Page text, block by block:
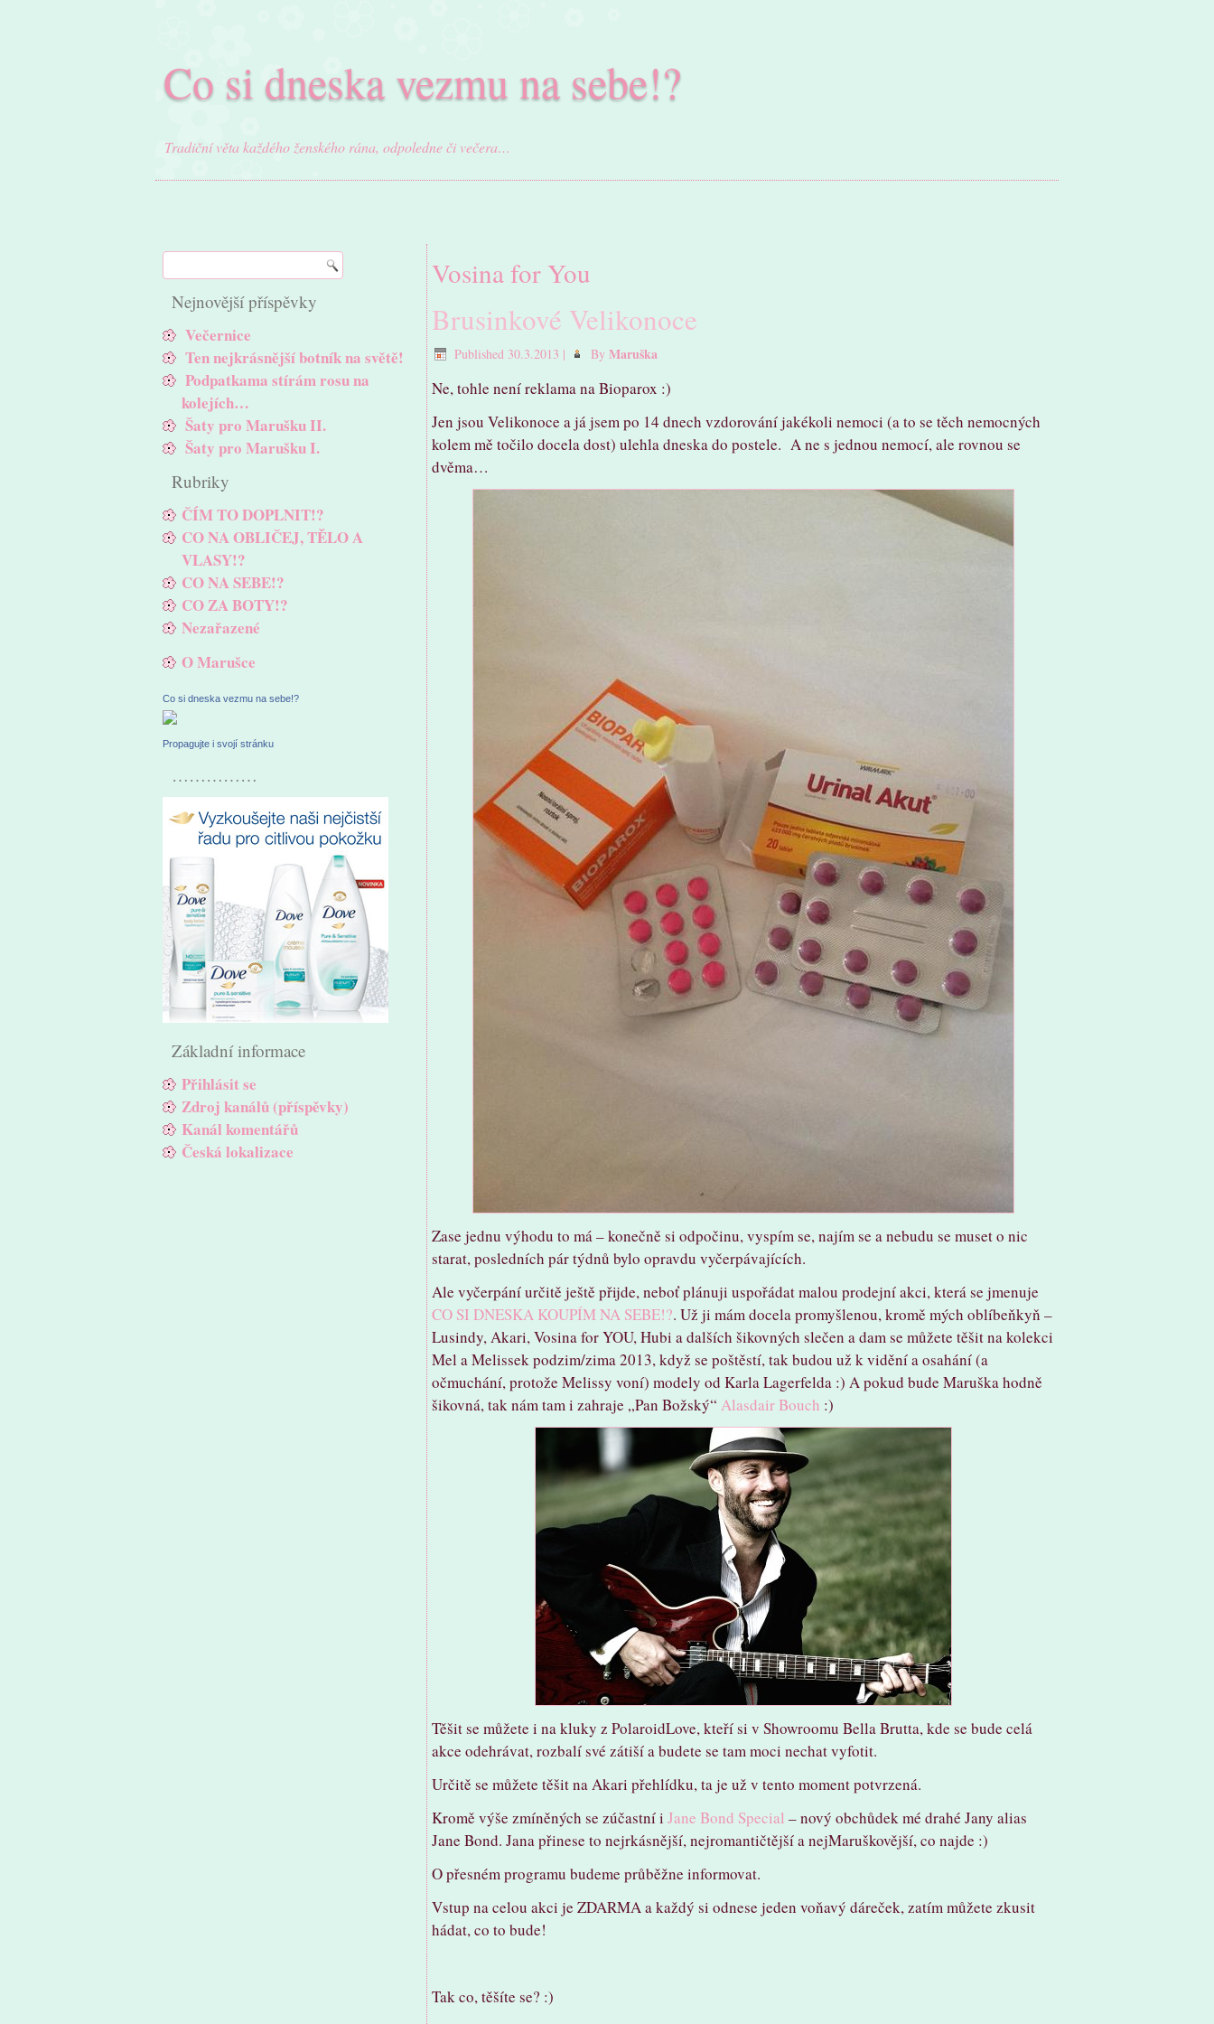
Co si dneska vezmu na sebe!?
Tradiční věta každého ženského rána, odpoledne či večera…
Nejnovější příspěvky
Večernice
Ten nejkrásnější botník na světě!
Podpatkama stírám rosu na
kolejích…
Šaty pro Marušku II.
Šaty pro Marušku I.
Rubriky
ČÍM TO DOPLNIT!?
CO NA OBLIČEJ, TĚLO A
VLASY!?
CO NA SEBE!?
CO ZA BOTY!?
Nezařazené
O Marušce
Co si dneska vezmu na sebe!?
Propagujte i svojí stránku
……………
Základní informace
Přihlásit se
Zdroj kanálů (příspěvky)
Kanál komentářů
Česká lokalizace
Vosina for You
Brusinkové Velikonoce
Published 30.3.2013 | By Maruška
Ne, tohle není reklama na Bioparox :)
Jen jsou Velikonoce a já jsem po 14 dnech vzdorování jakékoli nemoci (a to se těch nemocných
kolem mě točilo docela dost) ulehla dneska do postele. A ne s jednou nemocí, ale rovnou se
dvěma…
Zase jednu výhodu to má – konečně si odpočinu, vyspím se, najím se a nebudu se muset o nic
starat, posledních pár týdnů bylo opravdu vyčerpávajících.
Ale vyčerpání určitě ještě přijde, neboť plánuji uspořádat malou prodejní akci, která se jmenuje
CO SI DNESKA KOUPÍM NA SEBE!?. Už ji mám docela promyšlenou, kromě mých oblíbeňkyň –
Lusindy, Akari, Vosina for YOU, Hubi a dalších šikovných slečen a dam se můžete těšit na kolekci
Mel a Melissek podzim/zima 2013, když se poštěstí, tak budou už k vidění a osahání (a
očmuchání, protože Melissy voní) modely od Karla Lagerfelda :) A pokud bude Maruška hodně
šikovná, tak nám tam i zahraje „Pan Božský“ Alasdair Bouch :)
Těšit se můžete i na kluky z PolaroidLove, kteří si v Showroomu Bella Brutta, kde se bude celá
akce odehrávat, rozbalí své zátiší a budete se tam moci nechat vyfotit.
Určitě se můžete těšit na Akari přehlídku, ta je už v tento moment potvrzená.
Kromě výše zmíněných se zúčastní i Jane Bond Special – nový obchůdek mé drahé Jany alias
Jane Bond. Jana přinese to nejrkásnější, nejromantičtější a nejMaruškovější, co najde :)
O přesném programu budeme průběžne informovat.
Vstup na celou akci je ZDARMA a každý si odnese jeden voňavý dáreček, zatím můžete zkusit
hádat, co to bude!
Tak co, těšíte se? :)